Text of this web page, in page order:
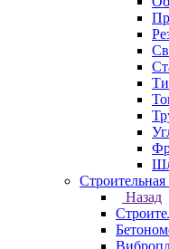
Строительная
Назад